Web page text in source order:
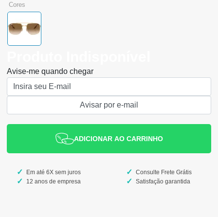
cores
Avise-me quando chegar
ADICIONAR AO CARRINHO
Em até 6X sem juros
12 anos de empresa
Consulte Frete Grátis
Satisfação garantida